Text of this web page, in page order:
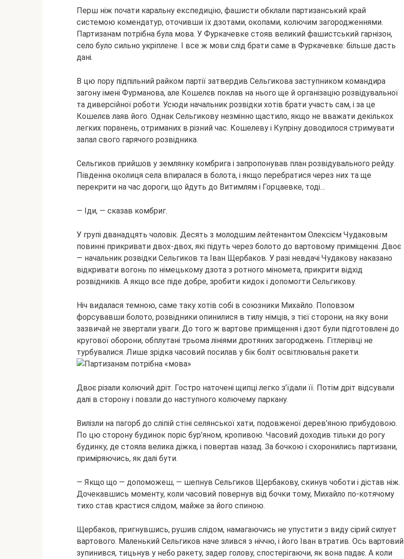
Перш ніж почати каральну експедицію, фашисти обклали партизанський край
системою комендатур, оточивши їх дзотами, окопами, колючим загородженнями.
Партизанам потрібна була мова. У Фуркачевке стояв великий фашистський гарнізон,
село було сильно укріплене. І все ж мови слід брати саме в Фуркачевке: більше дасть
дані.
В цю пору підпільний райком партії затвердив Сельгикова заступником командира
загону імені Фурманова, але Кошелєв поклав на нього ще й організацію розвідувальної
та диверсійної роботи. Усюди начальник розвідки хотів брати участь сам, і за це
Кошелєв лаяв його. Однак Сельгикову незмінно щастило, якщо не вважати декількох
легких поранень, отриманих в різний час. Кошелеву і Купріну доводилося стримувати
запал свого гарячого розвідника.
Сельгиков прийшов у землянку комбрига і запропонував план розвідувального рейду.
Південна околиця села впиралася в болота, і якщо перебратися через них та ще
перекрити на час дороги, що йдуть до Витимлям і Горцаевке, тоді…
— Іди, — сказав комбриг.
У групі дванадцять чоловік. Десять з молодшим лейтенантом Олексієм Чудаковым
повинні прикривати двох-двох, які підуть через болото до вартовому приміщенні. Двоє
— начальник розвідки Сельгиков та Іван Щербаков. У разі невдачі Чудакову наказано
відкривати вогонь по німецькому дзота з ротного міномета, прикрити відхід
розвідників. А якщо все піде добре, зробити кидок і допомогти Сельгикову.
Ніч видалася темною, саме таку хотів собі в союзники Михайло. Поповзом
форсувавши болото, розвідники опинилися в тилу німців, з тієї сторони, на яку вони
зазвичай не звертали уваги. До того ж вартове приміщення і дзот були підготовлені до
кругової оборони, обплутані трьома лініями дротяних загороджень. Гітлерівці не
турбувалися. Лише зрідка часовий посилав у бік боліт освітлювальні ракети.
Двоє різали колючий дріт. Гостро наточені щипці легко з’їдали її. Потім дріт відсували
далі в сторону і повзли до наступного колючему паркану.
Вилізли на пагорб до сліпій стіні селянської хати, подовженої дерев’яною прибудовою.
По цю сторону будинок поріс бур’яном, кропивою. Часовий доходив тільки до рогу
будинку, де стояла велика діжка, і повертав назад. За бочкою і схоронились партизани,
приміряючись, як далі бути.
— Якщо що — допоможеш, — шепнув Сельгиков Щербакову, скинув чоботи і дістав ніж.
Дочекавшись моменту, коли часовий повернув від бочки тому, Михайло по-котячому
тихо став крастися слідом, майже за його спиною.
Щербаков, пригнувшись, рушив слідом, намагаючись не упустити з виду сірий силует
вартового. Маленький Сельгиков наче злився з ніччю, і його Іван втратив. Ось вартовий
зупинився, тицьнув у небо ракету, задер голову, спостерігаючи, як вона падає. А коли